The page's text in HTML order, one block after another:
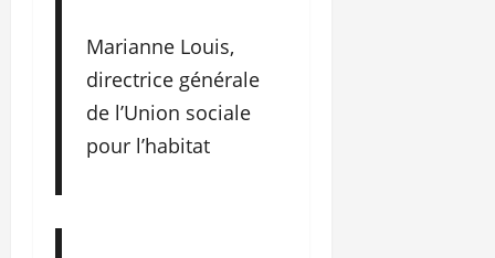
Marianne Louis,
directrice générale
de l’Union sociale
pour l’habitat